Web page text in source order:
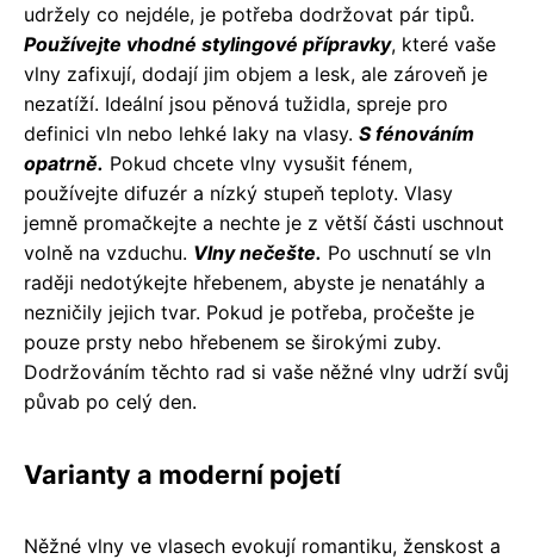
udržely co nejdéle, je potřeba dodržovat pár tipů.
Používejte vhodné stylingové přípravky, které vaše
vlny zafixují, dodají jim objem a lesk, ale zároveň je
nezatíží. Ideální jsou pěnová tužidla, spreje pro
definici vln nebo lehké laky na vlasy. S fénováním
opatrně. Pokud chcete vlny vysušit fénem,
používejte difuzér a nízký stupeň teploty. Vlasy
jemně promačkejte a nechte je z větší části uschnout
volně na vzduchu. Vlny nečešte. Po uschnutí se vln
raději nedotýkejte hřebenem, abyste je nenatáhly a
nezničily jejich tvar. Pokud je potřeba, pročešte je
pouze prsty nebo hřebenem se širokými zuby.
Dodržováním těchto rad si vaše něžné vlny udrží svůj
půvab po celý den.
Varianty a moderní pojetí
Něžné vlny ve vlasech evokují romantiku, ženskost a